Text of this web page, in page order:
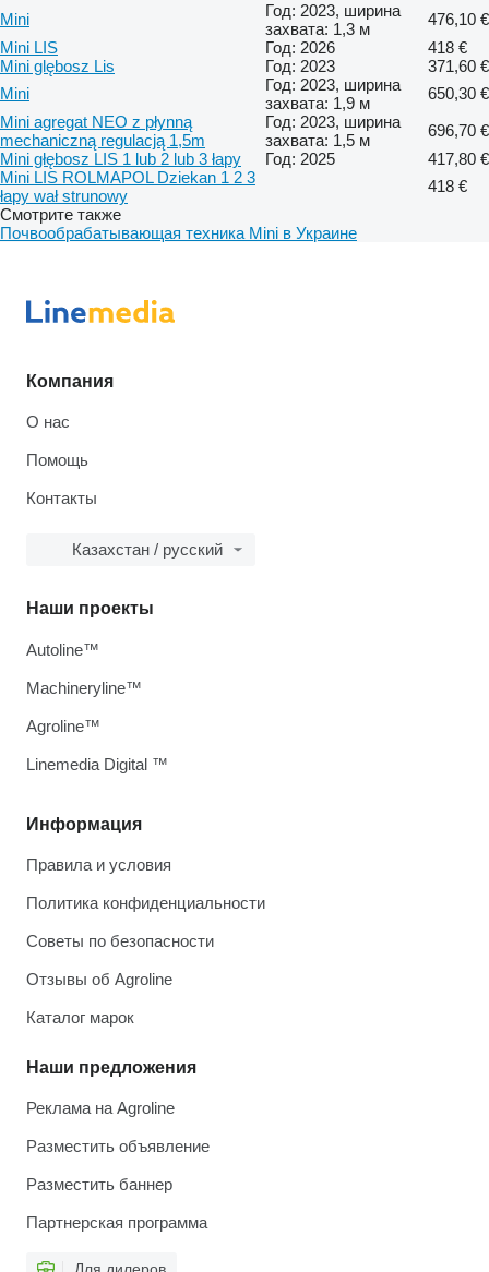
Mini
Год: 2023, ширина
захвата: 1,3 м
476,10 €
Mini LIS
Год: 2026
418 €
Mini glębosz Lis
Год: 2023
371,60 €
Mini
Год: 2023, ширина
захвата: 1,9 м
650,30 €
Mini agregat NEO z płynną
mechaniczną regulacją 1,5m
Год: 2023, ширина
захвата: 1,5 м
696,70 €
Mini głębosz LIS 1 lub 2 lub 3 łapy
Год: 2025
417,80 €
Mini LIS ROLMAPOL Dziekan 1 2 3
łapy wał strunowy
418 €
Смотрите также
Почвообрабатывающая техника Mini в Украине
Компания
О нас
Помощь
Контакты
Казахстан / русский
Информация
Правила и условия
Политика конфиденциальности
Советы по безопасности
Отзывы об Agroline
Каталог марок
Наши предложения
Реклама на Agroline
Разместить объявление
Разместить баннер
Партнерская программа
Наши проекты
Autoline™
Machineryline™
Agroline™
Linemedia Digital ™